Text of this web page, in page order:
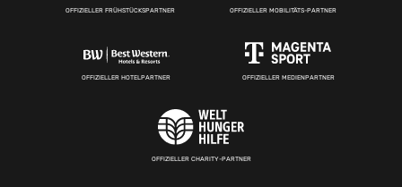
OFFIZIELLER FRÜHSTÜCKSPARTNER OFFIZIELLER MOBILITÄTS-PARTNER
OFFIZIELLER HOTELPARTNER OFFIZIELLER MEDIENPARTNER
OFFIZIELLER CHARITY-PARTNER